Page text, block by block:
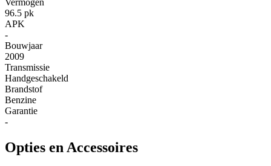
Vermogen
96.5 pk
APK
-
Bouwjaar
2009
Transmissie
Handgeschakeld
Brandstof
Benzine
Garantie
-
Opties en Accessoires